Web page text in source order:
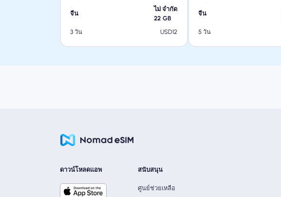
จีน
ไม่ จำกัด
22 GB
3 วัน
USD12
จีน
5 วัน
ดาวน์โหลดแอพ สนับสนุน
ศูนย์ช่วยเหลือ